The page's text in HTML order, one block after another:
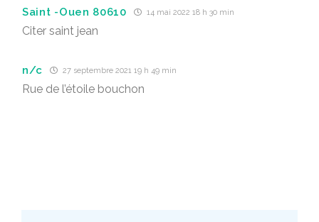
Saint -Ouen 80610 14 mai 2022 18 h 30 min
Citer saint jean
n/c 27 septembre 2021 19 h 49 min
Rue de l’étoile bouchon